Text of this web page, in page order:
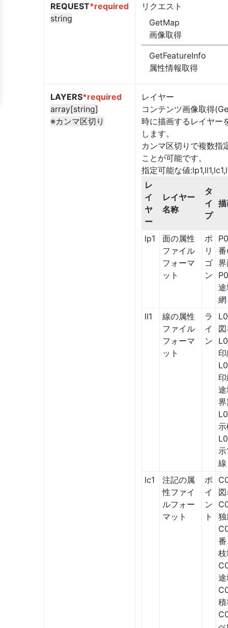
REQUEST*required
string
リクエスト
GetMap
画像取得
GetFeatureInfo
属性情報取得
LAYERS*required
array[string]
※カンマ区切り
レイヤー
コンテンツ画像取得
時に描画するレイヤー
します。
カンマ区切りで複数指
ことが可能です。
指定可能な値
レ
イ
ヤ
ー
レイヤー
名称
タ
イ
プ
lp1
面の属性
ファイル
フォーマ
ット
ポ
リ
ゴ
ン
網
ll1
線の属性
ファイル
フォーマ
ット
ラ
イ
ン
線
lc1
注記の属
性ファイ
ルフォー
マット
ポ
イ
ン
ト